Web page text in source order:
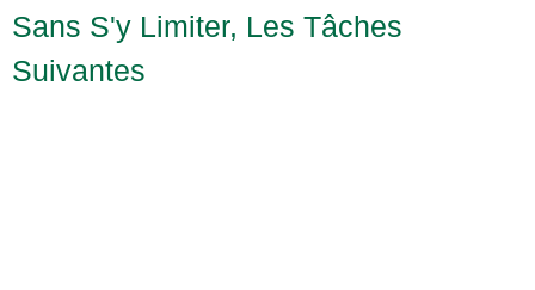
Sans S'y Limiter, Les Tâches
Suivantes